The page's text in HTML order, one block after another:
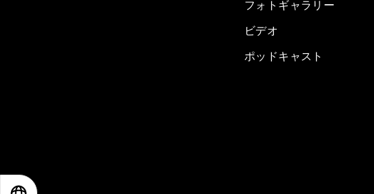
フォトギャラリー
ビデオ
ポッドキャスト